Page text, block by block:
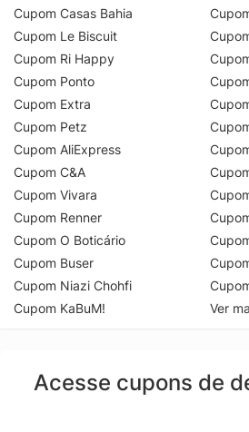
Cupom Casas Bahia
Cupom Le Biscuit
Cupom Ri Happy
Cupom Ponto
Cupom Extra
Cupom Petz
Cupom AliExpress
Cupom C&A
Cupom Vivara
Cupom Renner
Cupom O Boticário
Cupom Buser
Cupom Niazi Chohfi
Cupom KaBuM!
Ver
Acesse cupons de